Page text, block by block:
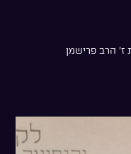
ז’ הרב פרישמן